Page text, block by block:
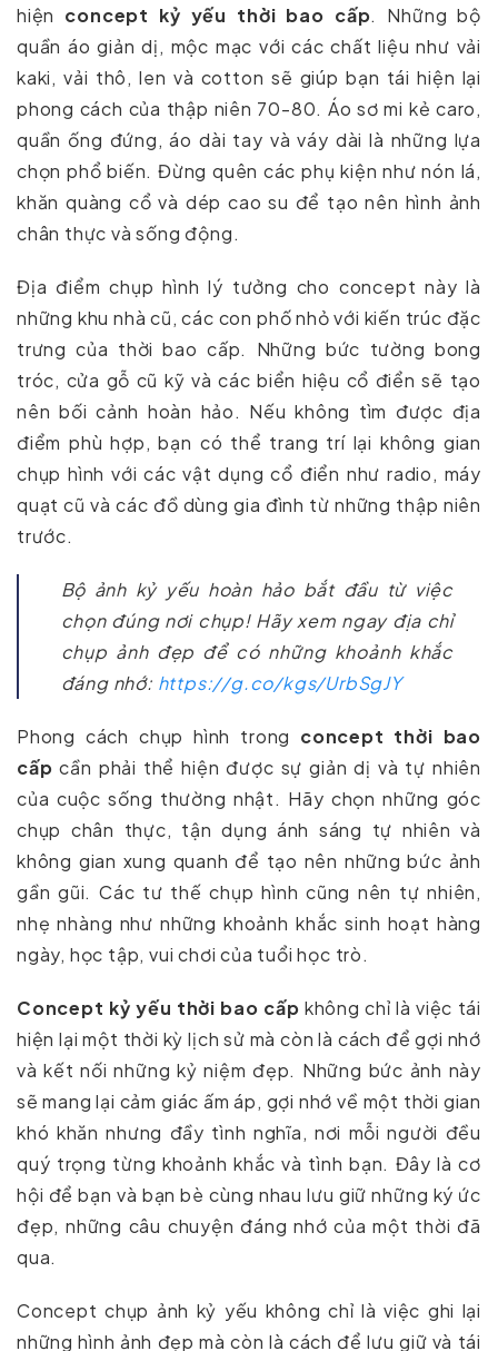
hiện concept kỷ yếu thời bao cấp. Những bộ
quần áo giản dị, mộc mạc với các chất liệu như vải
kaki, vải thô, len và cotton sẽ giúp bạn tái hiện lại
phong cách của thập niên 70-80. Áo sơ mi kẻ caro,
quần ống đứng, áo dài tay và váy dài là những lựa
chọn phổ biến. Đừng quên các phụ kiện như nón lá,
khăn quàng cổ và dép cao su để tạo nên hình ảnh
chân thực và sống động.
Địa điểm chụp hình lý tưởng cho concept này là
những khu nhà cũ, các con phố nhỏ với kiến trúc đặc
trưng của thời bao cấp. Những bức tường bong
tróc, cửa gỗ cũ kỹ và các biển hiệu cổ điển sẽ tạo
nên bối cảnh hoàn hảo. Nếu không tìm được địa
điểm phù hợp, bạn có thể trang trí lại không gian
chụp hình với các vật dụng cổ điển như radio, máy
quạt cũ và các đồ dùng gia đình từ những thập niên
trước.
Bộ ảnh kỷ yếu hoàn hảo bắt đầu từ việc
chọn đúng nơi chụp! Hãy xem ngay địa chỉ
chụp ảnh đẹp để có những khoảnh khắc
đáng nhớ: https://g.co/kgs/UrbSgJY
Phong cách chụp hình trong concept thời bao
cấp cần phải thể hiện được sự giản dị và tự nhiên
của cuộc sống thường nhật. Hãy chọn những góc
chụp chân thực, tận dụng ánh sáng tự nhiên và
không gian xung quanh để tạo nên những bức ảnh
gần gũi. Các tư thế chụp hình cũng nên tự nhiên,
nhẹ nhàng như những khoảnh khắc sinh hoạt hàng
ngày, học tập, vui chơi của tuổi học trò.
Concept kỷ yếu thời bao cấp không chỉ là việc tái
hiện lại một thời kỳ lịch sử mà còn là cách để gợi nhớ
và kết nối những kỷ niệm đẹp. Những bức ảnh này
sẽ mang lại cảm giác ấm áp, gợi nhớ về một thời gian
khó khăn nhưng đầy tình nghĩa, nơi mỗi người đều
quý trọng từng khoảnh khắc và tình bạn. Đây là cơ
hội để bạn và bạn bè cùng nhau lưu giữ những ký ức
đẹp, những câu chuyện đáng nhớ của một thời đã
qua.
Concept chụp ảnh kỷ yếu không chỉ là việc ghi lại
những hình ảnh đẹp mà còn là cách để lưu giữ và tái